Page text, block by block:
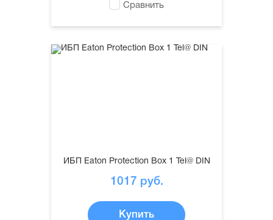
Сравнить
ИБП Eaton Protection Box 1 Tel@ DIN
1017 руб.
Купить